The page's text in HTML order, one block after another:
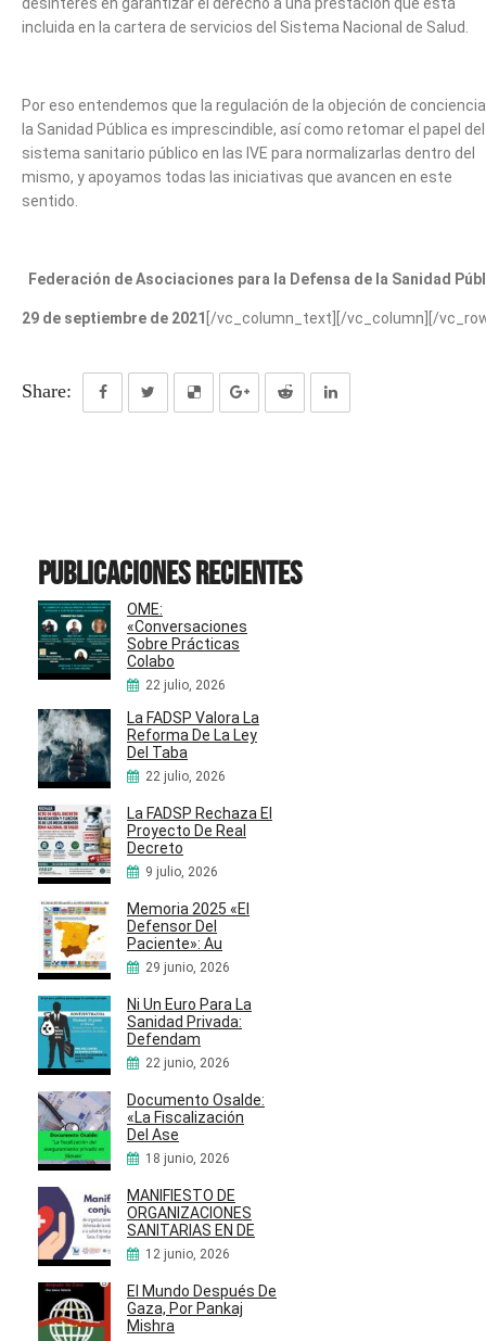
incluida en la cartera de servicios del Sistema Nacional de Salud.
Por eso entendemos que la regulación de la objeción de
la Sanidad Pública es imprescindible, así como retomar el papel del
sistema sanitario público en las IVE para normalizarlas dentro del
mismo, y apoyamos todas las iniciativas que avancen en este
sentido.
Federación de Asociaciones para la Defensa de la Sanidad
29 de septiembre de 2021 [/vc_column_text][/vc_column][/
Share:
Publicaciones recientes
OME:
«Conversaciones
Sobre Prácticas
Colabo
22 julio, 2026
La FADSP Valora La
Reforma De La Ley
Del Taba
22 julio, 2026
La FADSP Rechaza El
Proyecto De Real
Decreto
9 julio, 2026
Memoria 2025 «El
Defensor Del
Paciente»: Au
29 junio, 2026
Ni Un Euro Para La
Sanidad Privada:
Defendam
22 junio, 2026
Documento Osalde:
«La Fiscalización
Del Ase
18 junio, 2026
MANIFIESTO DE
ORGANIZACIONES
SANITARIAS EN DE
12 junio, 2026
El Mundo Después De
Gaza, Por Pankaj
Mishra